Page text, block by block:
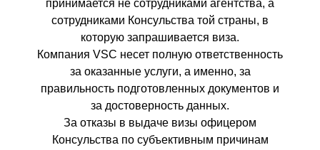
принимается не сотрудниками агентства, а
сотрудниками Консульства той страны, в
которую запрашивается виза.
Компания VSC несет полную ответственность
за оказанные услуги, а именно, за
правильность подготовленных документов и
за достоверность данных.
За отказы в выдаче визы офицером
Консульства по субъективным причинам